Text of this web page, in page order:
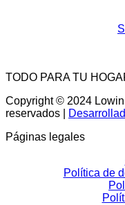
TODO PARA TU
Copyright © 2024
reservados |
Páginas legales
Política de